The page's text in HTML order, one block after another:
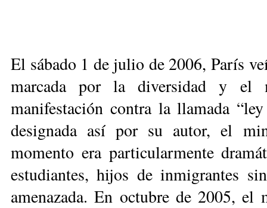
El sábado 1 de julio de 2006, París
marcada por la diversidad y el
manifestación contra la llamada
designada así por su autor, el
momento era particularmente
estudiantes, hijos de inmigrantes
amenazada. En octubre de 2005,